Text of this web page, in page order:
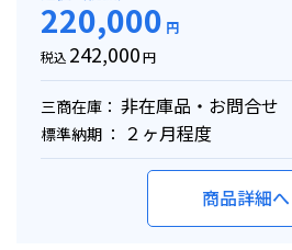
220,000 円
税込 242,000円
三商在庫： 非在庫品・お問合せ
標準納期 ： ２ヶ月程度
商品詳細へ